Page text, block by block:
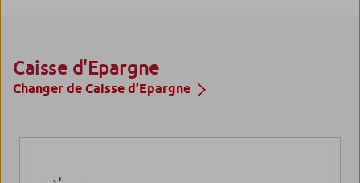
Caisse d'Epargne
Changer de Caisse d’Epargne